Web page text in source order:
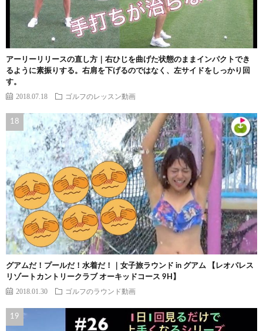
アーリーリリースの直し方｜右ひじを曲げた状態のままインパクトでき
るように素振りする。右肩を下げるのではなく、左サイドをしっかり回
す。
2018.07.18 ゴルフのレッスン動画
グアムだ！プールだ！水着だ！｜女子旅ラウンド in グアム 【レオパレス
リゾートカントリークラブ オーキッドコース 9H】
2018.01.30 ゴルフのラウンド動画